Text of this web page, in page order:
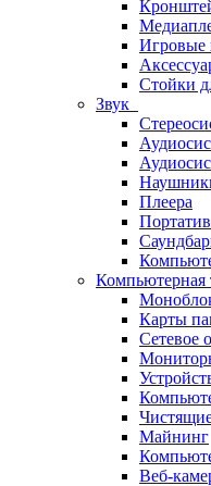
Игровые
Стойки
Звук
Плеера
Компьютерная
Карты
Сетевое
Майнинг
Веб-